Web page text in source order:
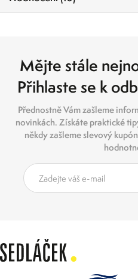
Mějte stále
Přihlaste se k
Přednostně Vám zašleme
novinkách. Získáte praktické
někdy zašleme slevový